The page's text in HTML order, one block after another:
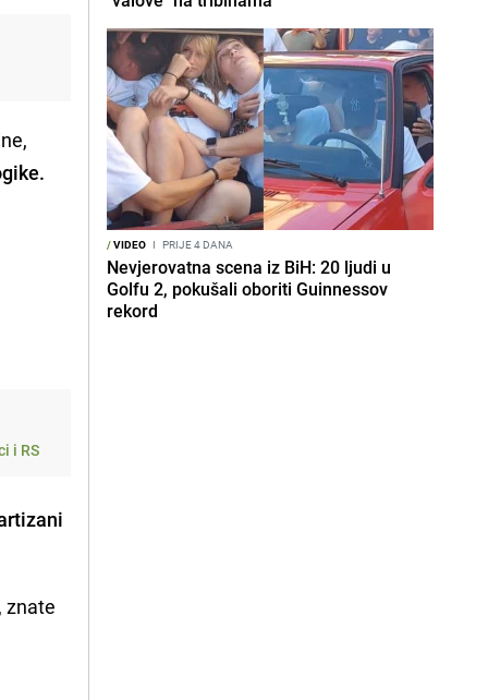
i RS
znate
/VIDEO I PRIJE 4 DANA
Nevjerovatna scena iz BiH: 20 ljudi u
Golfu 2, pokušali oboriti Guinnessov
rekord